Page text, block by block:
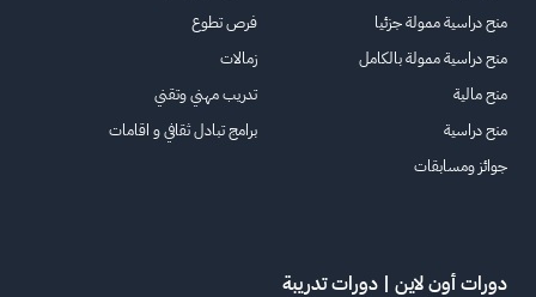
منح دراسية ممولة جزئيا
منح دراسية ممولة بالكامل
منح مالية
منح دراسية
جوائز ومسابقات
فرص تطوع
زمالات
تدريب مهني وتقني
برامج تبادل ثقافي و اقامات
دورات أون لاين | دورات تدريبة